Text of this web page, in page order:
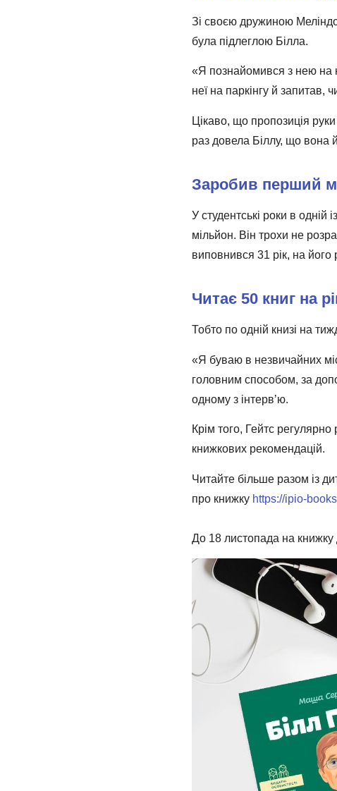
Зі своєю дружиною
була підлеглою Білла.
«Я познайомився з нею на
неї на паркінгу й запитав,
Цікаво, що пропозиція
раз довела Біллу, що вона
Заробив перший
У студентські роки в одній
мільйон. Він трохи не
виповнився 31 рік, на його
Читає 50 книг на
Тобто по одній книзі на
«Я буваю в незвичайних
головним способом, за
одному з інтерв’ю.
Крім того, Гейтс
книжкових рекомендацій.
Читайте більше разом із
про книжку https://ipio-
До 18 листопада на книжку